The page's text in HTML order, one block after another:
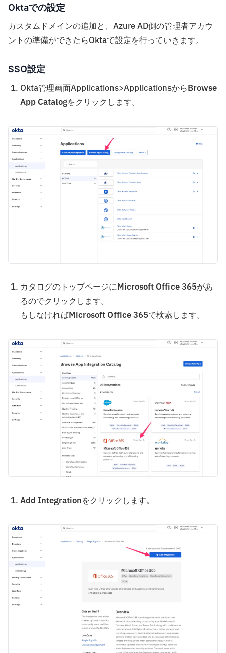
Oktaでの設定
カスタムドメインの追加と、Azure AD側の管理者アカウ
ントの準備ができたらOktaで設定を行っていきます。
SSO設定
Okta管理画面Applications>ApplicationsからBrowse
App Catalogをクリックします。
カタログのトップページにMicrosoft Office 365があ
るのでクリックします。
もしなければMicrosoft Office 365で検索します。
Add Integrationをクリックします。